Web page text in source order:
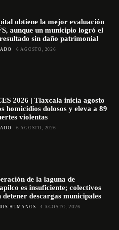
obtiene la mejor evaluación
aunque un municipio logró el
sin daño patrimonial
6 AGOSTO, 2026
2026 | Tlaxcala inicia agosto
homicidios dolosos y eleva a 89
violentas
6 AGOSTO, 2026
de la laguna de
es insuficiente; colectivos
detener descargas municipales
HUMANOS 4 AGOSTO, 2026